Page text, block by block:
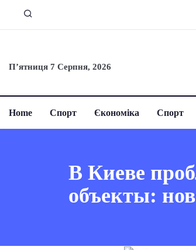
П’ятниця 7 Серпня, 2026
Home Спорт Єкономіка Спорт
В Киеве
объекты: